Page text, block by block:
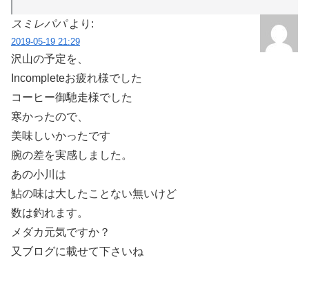
スミレパパ より:
2019-05-19 21:29
沢山の予定を、
Incompleteお疲れ様でした
コーヒー御馳走様でした
寒かったので、
美味しいかったです
腕の差を実感しました。
あの小川は
鮎の味は大したことない無いけど
数は釣れます。
メダカ元気ですか？
又ブログに載せて下さいね